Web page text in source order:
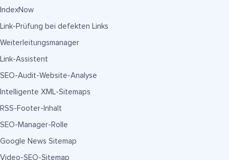
IndexNow
Link-Prüfung bei defekten Links
Weiterleitungsmanager
Link-Assistent
SEO-Audit-Website-Analyse
Intelligente XML-Sitemaps
RSS-Footer-Inhalt
SEO-Manager-Rolle
Google News Sitemap
Video-SEO-Sitemap